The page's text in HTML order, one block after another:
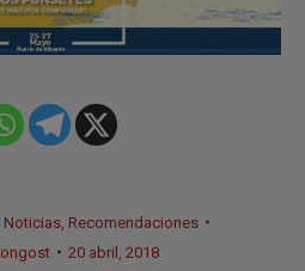
Noticias, Recomendaciones
20 abril, 2018